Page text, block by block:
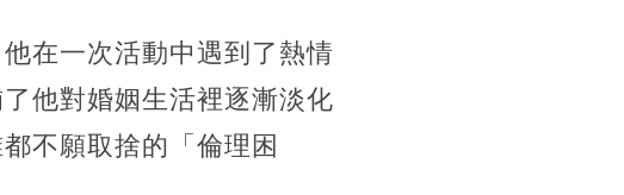
在一次活動中遇到了熱情
他對婚姻生活裡逐漸淡化
不願取捨的「倫理困